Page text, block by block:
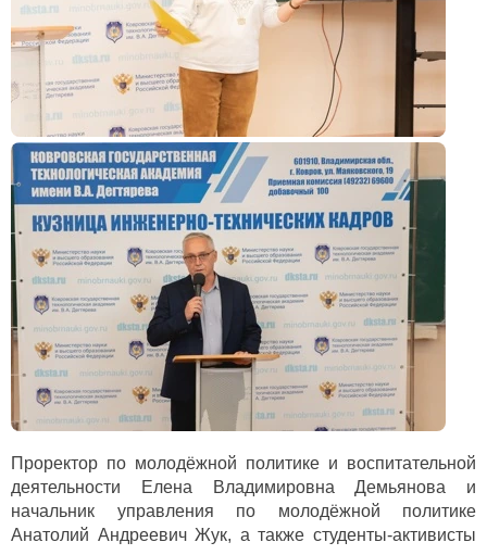
Проректор по молодёжной политике и воспитательной
деятельности Елена Владимировна Демьянова и
начальник управления по молодёжной политике
Анатолий Андреевич Жук, а также студенты-активисты